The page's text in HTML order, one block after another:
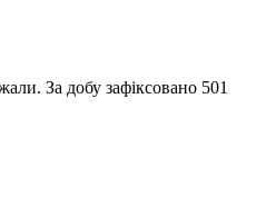
За добу зафіксовано 501